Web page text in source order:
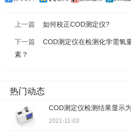
上一篇 如何校正COD测定仪?
下一篇 COD测定仪在检测化学需氧
素？
热门动态
COD测定仪检测结果显示
2021-11-03